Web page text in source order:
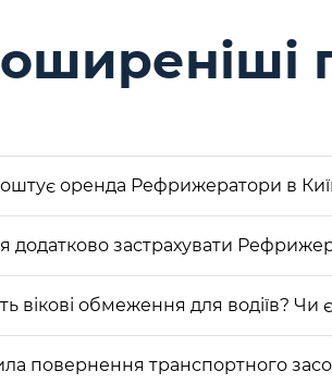
оренда Рефрижератори в
додатково застрахувати
вікові обмеження для водіїв? Чи
повернення транспортного